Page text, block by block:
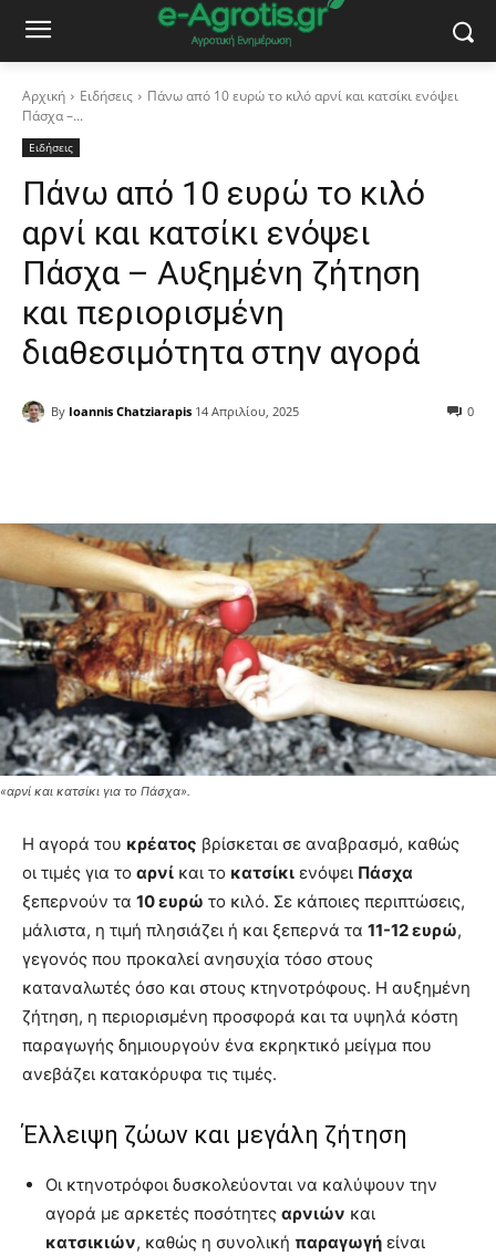
Αρχική Ειδήσεις
Πάνω από 10 ευρώ το κιλό αρνί και κατσίκι ενόψει
Πάσχα –...
Ειδήσεις
Πάνω από 10 ευρώ το κιλό
αρνί και κατσίκι ενόψει
Πάσχα – Αυξημένη ζήτηση
και περιορισμένη
διαθεσιμότητα στην αγορά
By Ioannis Chatziarapis 14 Απριλίου, 2025 0
«αρνί και κατσίκι για το Πάσχα».
Η αγορά του κρέατος βρίσκεται σε αναβρασμό, καθώς
οι τιμές για το αρνί και το κατσίκι ενόψει Πάσχα
ξεπερνούν τα 10 ευρώ το κιλό. Σε κάποιες περιπτώσεις,
μάλιστα, η τιμή πλησιάζει ή και ξεπερνά τα 11-12 ευρώ,
γεγονός που προκαλεί ανησυχία τόσο στους
καταναλωτές όσο και στους κτηνοτρόφους. Η αυξημένη
ζήτηση, η περιορισμένη προσφορά και τα υψηλά κόστη
παραγωγής δημιουργούν ένα εκρηκτικό μείγμα που
ανεβάζει κατακόρυφα τις τιμές.
Έλλειψη ζώων και μεγάλη ζήτηση
Οι κτηνοτρόφοι δυσκολεύονται να καλύψουν την
αγορά με αρκετές ποσότητες αρνιών και
κατσικιών, καθώς η συνολική παραγωγή είναι